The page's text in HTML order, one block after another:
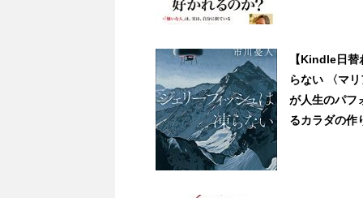
【Kindle日
らない 〈マ
が人生のパフ
るカラダの作